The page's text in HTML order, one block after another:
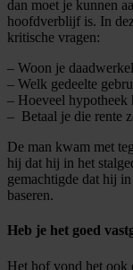
dan moet je kunnen
hoofdverblijf is. In
kritische vragen:
– Woon je
– Welk gedeelte
– Hoeveel hypotheek
– Betaal je die rente
De man kwam met
hij dat hij in het
gemachtigde dat hij
baseren.
Heb je het goed
Het hof vond het ook